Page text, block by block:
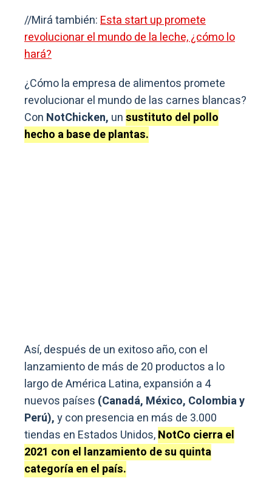
//Mirá también:Esta start up promete
revolucionar el mundo de la leche, ¿cómo lo
hará?
¿Cómo la empresa de alimentos promete
revolucionar el mundo de las carnes blancas?
Con NotChicken, unsustituto del pollo
hecho a base de plantas.
Así, después de un exitoso año, con el
lanzamiento de más de 20 productos a lo
largo de América Latina, expansión a 4
nuevos países (Canadá, México, Colombia y
Perú),y con presencia en más de 3.000
tiendas en Estados Unidos,NotCo cierra el
2021 con el lanzamiento de su quinta
categoría en el país.